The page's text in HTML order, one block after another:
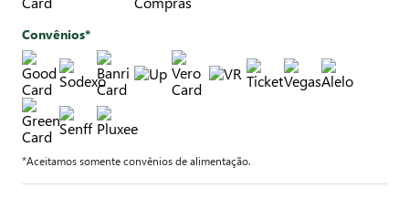
Convênios*
*Aceitamos somente convênios de alimentação.